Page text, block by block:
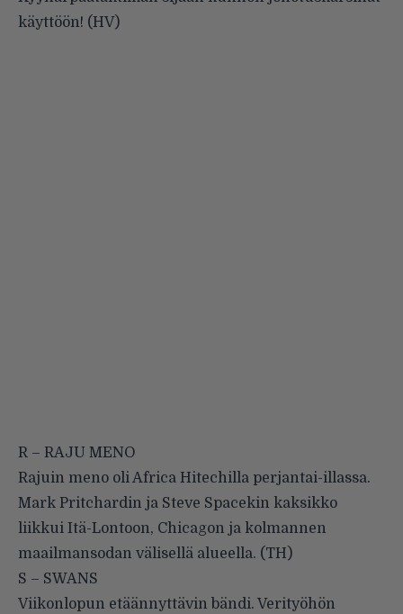
käyttöön! (HV)
R – RAJU MENO
Rajuin meno oli Africa Hitechilla perjantai-illassa.
Mark Pritchardin ja Steve Spacekin kaksikko
liikkui Itä-Lontoon, Chicagon ja kolmannen
maailmansodan välisellä alueella. (TH)
S – SWANS
Viikonlopun etäännyttävin bändi. Verityöhön